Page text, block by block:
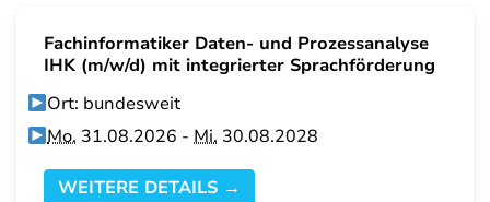
Fachinformatiker Daten- und Prozessanalyse
IHK (m/w/d) mit integrierter Sprachförderung
Ort: bundesweit
Mo. 31.08.2026 -Mi. 30.08.2028
WEITERE DETAILS →